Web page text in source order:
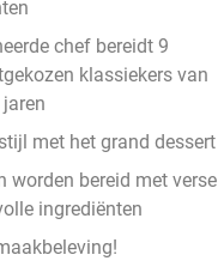
chef bereidt 9
klassiekers van
met het grand dessert
worden bereid met verse
ingrediënten